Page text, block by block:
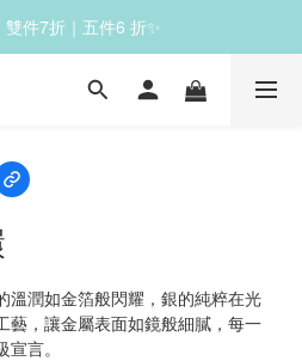
1200免運✨
件7折｜五件6 折✨
溫潤如金箔般閃耀，銀的純粹在光
藝，讓金屬表面如鏡般細膩，每一
言。